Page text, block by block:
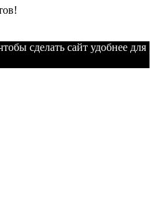
сделать сайт удобнее для